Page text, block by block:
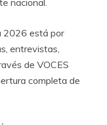
2026 está por
entrevistas,
de VOCES
completa de